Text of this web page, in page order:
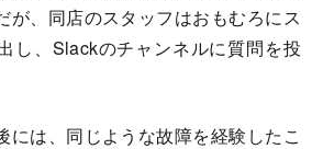
が、同店のスタッフはおもむろにス
し、Slackのチャンネルに質問を投
は、同じような故障を経験したこ